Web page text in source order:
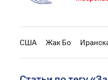
США Жак Бо